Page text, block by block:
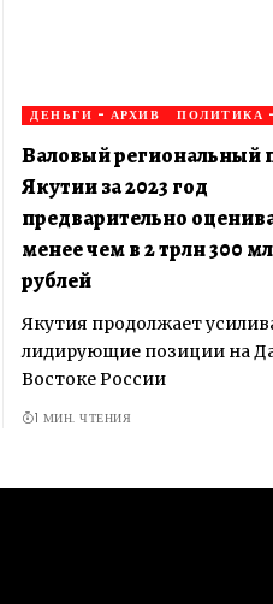
ДЕНЬГИ - АРХИВ ПОЛИТИКА
Валовый региональный
Якутии за 2023 год
предварительно
менее чем в 2 трлн 300
рублей
Якутия продолжает
лидирующие позиции на
Востоке России
1 МИН. ЧТЕНИЯ